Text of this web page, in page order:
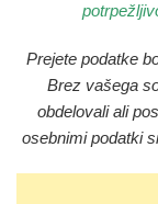
Prejete podatke
Brez vašega
obdelovali ali
osebnimi podatki